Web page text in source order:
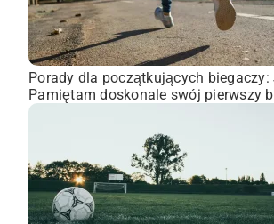
Porady dla początkujących
Pamiętam doskonale swój pierwszy